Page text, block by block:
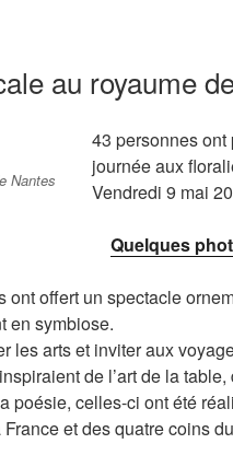
au royaume
Nantes
43 personnes
journée aux
Vendredi 9 mai
Quelques
ont offert un spectacle
en symbiose.
les arts et inviter aux
de l’art de la
poésie, celles-ci ont été
et des quatre coins